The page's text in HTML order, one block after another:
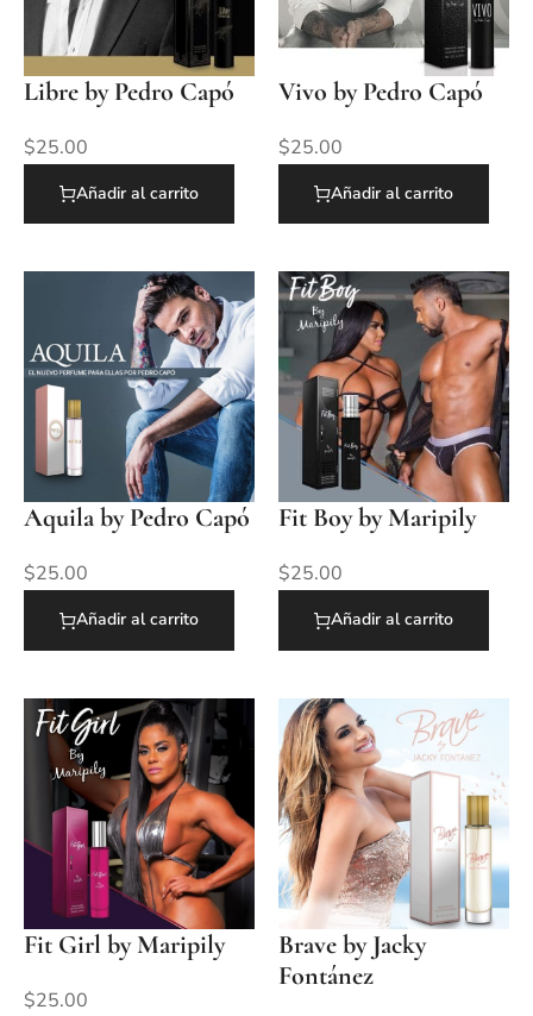
Libre by Pedro Capó
$25.00
Añadir al carrito
Vivo by Pedro Capó
$25.00
Añadir al carrito
Aquila by Pedro Capó
$25.00
Añadir al carrito
Fit Boy by Maripily
$25.00
Añadir al carrito
Fit Girl by Maripily
$25.00
Brave by Jacky
Fontánez